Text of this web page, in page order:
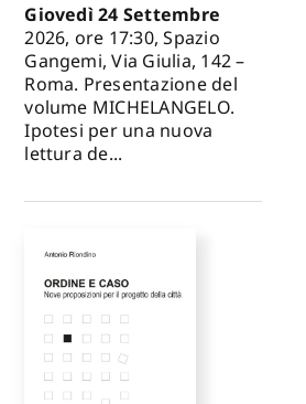
Giovedì 24 Settembre
2026, ore 17:30, Spazio
Gangemi, Via Giulia, 142 –
Roma. Presentazione del
volume MICHELANGELO.
Ipotesi per una nuova
lettura de...